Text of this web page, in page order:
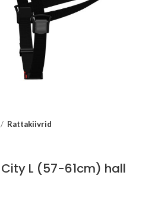
Rattakiivrid
L (57-61cm) hall